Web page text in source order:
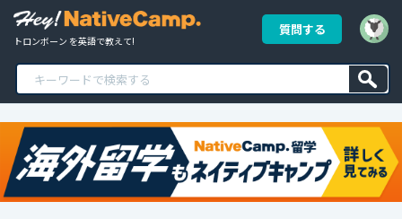
トロンボーン を英語で教えて!
質問する